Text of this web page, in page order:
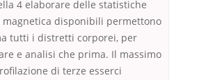
4 elaborare delle statistiche
magnetica disponibili permettono
tutti i distretti corporei, per
e analisi che prima. Il massimo
di terze esserci